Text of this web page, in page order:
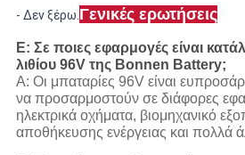
- Δεν ξέρω. Γενικές ερωτήσεις
Ε: Σε ποιες εφαρμογές είναι
λιθίου 96V της Bonnen Battery;
Α: Οι μπαταρίες 96V είναι
να προσαρμοστούν σε διάφορες
ηλεκτρικά οχήματα, βιομηχανικό
αποθήκευσης ενέργειας και πολλά